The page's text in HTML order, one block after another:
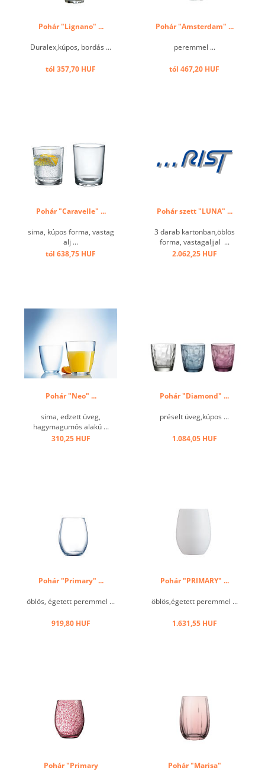
Pohár "Lignano" ...
Duralex,kúpos, bordás ...
tól 357,70 HUF
Pohár "Amsterdam" ...
peremmel ...
tól 467,20 HUF
Pohár "Caravelle" ...
sima, kúpos forma, vastag
alj ...
tól 638,75 HUF
Pohár szett "LUNA" ...
3 darab kartonban,öblös
forma, vastagaljjal ...
2.062,25 HUF
Pohár "Neo" ...
sima, edzett üveg,
hagymagumós alakú ...
310,25 HUF
Pohár "Diamond" ...
préselt üveg,kúpos ...
1.084,05 HUF
Pohár "Primary" ...
öblös, égetett peremmel ...
919,80 HUF
Pohár "PRIMARY" ...
öblös,égetett peremmel ...
1.631,55 HUF
Pohár "Primary
Pohár "Marisa"